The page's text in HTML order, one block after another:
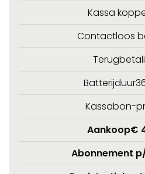
Kassa
Contactloos
Batterijduur
Kassabon-
Aankoop€
Abonnement